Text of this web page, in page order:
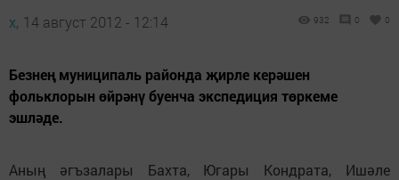
х, 14 август 2012 - 12:14 932 0 0
Безнең муниципаль районда җирле керәшен
фольклорын өйрәнү буенча экспедиция төркеме
эшләде.
Аның әгъзалары Бахта, Югары Кондрата, Ишәле